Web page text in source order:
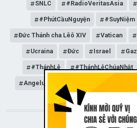
SNLC #RadioVeritasAsia
#PhútCầuNguyện #SuyNiệm
Đức Thánh cha Lêô XIV Vatican
Ucraina Đức Israel
#ThánhLễ #ThánhLễChúaNhật
Angelus Đức Giáo hoàng Lêô XIV
STAY CONNECTED